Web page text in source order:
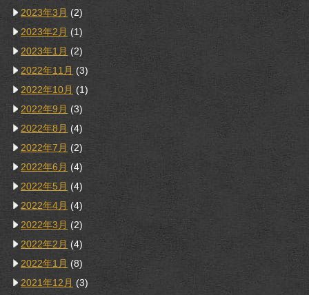
2023年3月 (2)
2023年2月 (1)
2023年1月 (2)
2022年11月 (3)
2022年10月 (1)
2022年9月 (3)
2022年8月 (4)
2022年7月 (2)
2022年6月 (4)
2022年5月 (4)
2022年4月 (4)
2022年3月 (2)
2022年2月 (4)
2022年1月 (8)
2021年12月 (3)